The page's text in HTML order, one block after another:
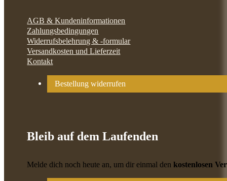
AGB & Kundeninformationen
Zahlungsbedingungen
Widerrufsbelehrung & -formular
Versandkosten und Lieferzeit
Kontakt
Bestellung widerrufen
Bleib auf dem Laufenden
Melde dich noch heute an, um dir einmal denkostenlosen